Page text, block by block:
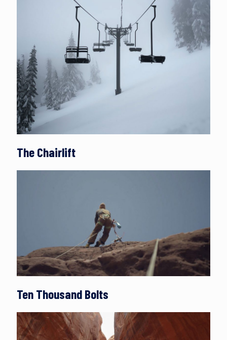
The Chairlift
Ten Thousand Bolts